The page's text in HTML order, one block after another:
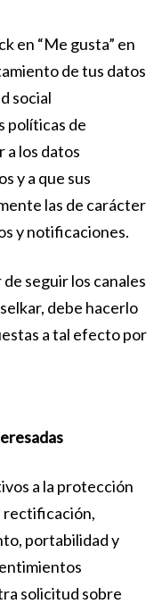
en “Me gusta” en
de tus datos
social
políticas de
a los datos
y a que sus
las de carácter
y notificaciones.
seguir los canales
debe hacerlo
a tal efecto por
a la protección
rectificación,
portabilidad y
solicitud sobre